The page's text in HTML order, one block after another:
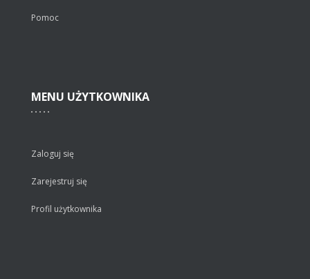
Pomoc
MENU UŻYTKOWNIKA
Zaloguj się
Zarejestruj się
Profil użytkownika